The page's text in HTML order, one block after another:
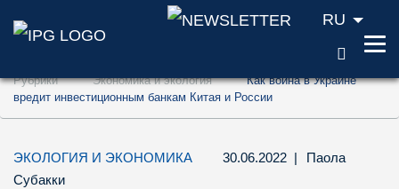
Перейти к содержанию (ключ доступа
Перейти к поиску (ключ доступа '2')
RU
Рубрики Экономика и экология
Как война в Украине
вредит инвестиционным банкам Китая и России
ЭКОЛОГИЯ И ЭКОНОМИКА 30.06.2022 |
Паола
Субакки